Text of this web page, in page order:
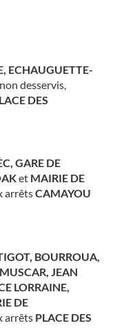
ECHAUGUETTE-
non desservis,
DES
GARE DE
et MAIRIE DE
arrêtsCAMAYOU
BOURROUA,
JEAN
LORRAINE,
DE
arrêts PLACE DES